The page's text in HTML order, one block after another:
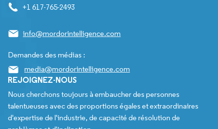
+1 617-765-2493
info@mordorintelligence.com
Demandes des médias :
media@mordorintelligence.com
REJOIGNEZ-NOUS
Nous cherchons toujours à embaucher des personnes
talentueuses avec des proportions égales et extraordinaires
d'expertise de l'industrie, de capacité de résolution de